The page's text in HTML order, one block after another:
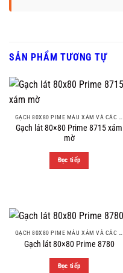
SẢN PHẨM TƯƠNG TỰ
Gạch lát 80×80 Prime 8715 xám
mờ
Đọc tiếp
GẠCH 80X80 PIME MÀU XÁM VÀ CÁC MÀU VÂN SÁNG NHẸ
Gạch lát 80×80 Prime 8780
Đọc tiếp